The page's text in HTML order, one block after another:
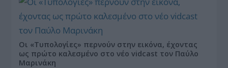
Οι «Τυπολογίες» περνούν στην εικόνα, έχοντας
ως πρώτο καλεσμένο στο νέο vidcast τον Παύλο
Μαρινάκη